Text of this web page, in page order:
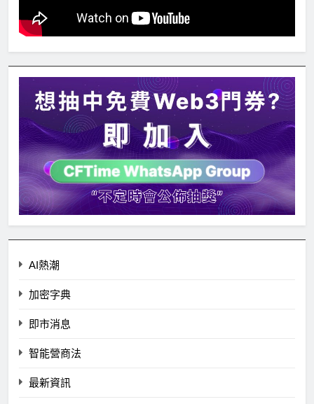
AI熱潮
加密字典
即市消息
智能營商法
最新資訊